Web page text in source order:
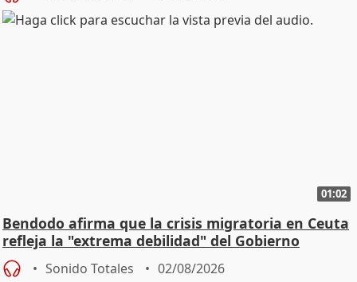
01:02
Bendodo afirma que la crisis migratoria en Ceuta
refleja la "extrema debilidad" del Gobierno
Sonido Totales 02/08/2026